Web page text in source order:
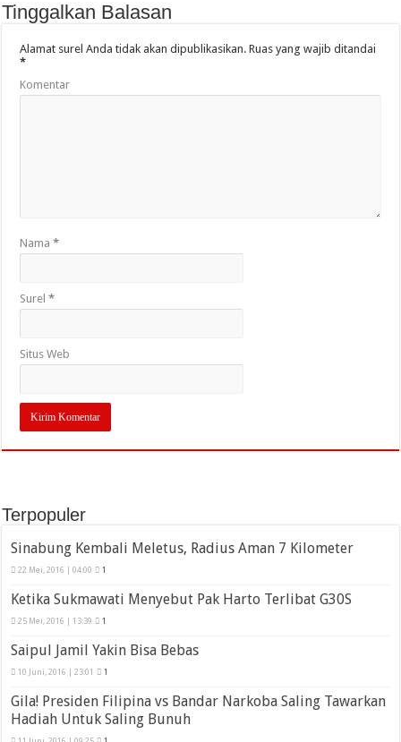
Tinggalkan Balasan
Alamat surel Anda tidak akan dipublikasikan. Ruas yang wajib ditandai
*
Komentar
Nama*
Surel*
Situs Web
Terpopuler
Sinabung Kembali Meletus, Radius Aman 7 Kilometer
22 Mei, 2016 | 04:00 1
Ketika Sukmawati Menyebut Pak Harto Terlibat G30S
25 Mei, 2016 | 13:39 1
Saipul Jamil Yakin Bisa Bebas
10 Juni, 2016 | 23:01 1
Gila! Presiden Filipina vs Bandar Narkoba Saling Tawarkan
Hadiah Untuk Saling Bunuh